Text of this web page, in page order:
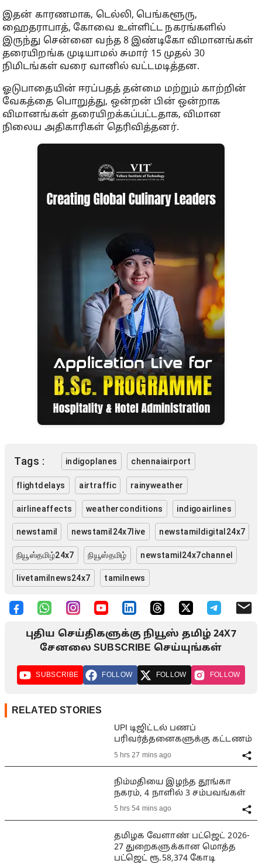
இதன் காரணமாக, டெல்லி, பெங்களூரு,
ஹைதராபாத், கோவை உள்ளிட்ட நகரங்களில்
இருந்து சென்னை வந்த 8 இண்டிகோ விமானங்கள்
தரையிறங்க முடியாமல் சுமார் 15 முதல் 30
நிமிடங்கள் வரை வானில் வட்டமடித்தன.
ஓடுபாதையின் ஈரப்பதத் தன்மை மற்றும் காற்றின்
வேகத்தை பொறுத்து, ஒன்றன் பின் ஒன்றாக
விமானங்கள் தரையிறக்கப்பட்டதாக, விமான
நிலைய அதிகாரிகள் தெரிவித்தனர்.
Tags : indigoplanes chennaiairport
flightdelays airtraffic rainyweather
airlineaffects weatherconditions indigoairlines
newstamil newstamil24x7live newstamildigital24x7
நியூஸ்தமிழ்24x7 நியூஸ்தமிழ் newstamil24x7channel
livetamilnews24x7 tamilnews
புதிய செய்திகளுக்கு நியூஸ் தமிழ் 24X7
சேனலை SUBSCRIBE செய்யுங்கள்
SUBSCRIBE FOLLOW FOLLOW FOLLOW
RELATED STORIES
UPI டிஜிட்டல் பணப்
பரிவர்த்தனைகளுக்கு கட்டணம்
5 hrs 27 mins ago
நிம்மதியை இழந்த தூங்கா
நகரம், 4 நாளில் 3 சம்பவங்கள்
5 hrs 54 mins ago
தமிழக வேளாண் பட்ஜெட் 2026-
27 துறைகளுக்கான மொத்த
பட்ஜெட் ரூ.58,374 கோடி